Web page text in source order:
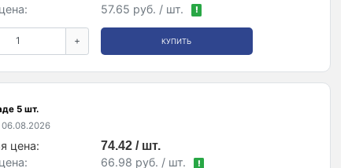
57.65 руб. / шт. !
+ КУПИТЬ
5 шт.
цена:
74.42 / шт.
66.98 руб. / шт. !